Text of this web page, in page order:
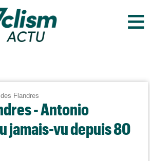
≡
Flandres
- Antonio
jamais-vu depuis 80